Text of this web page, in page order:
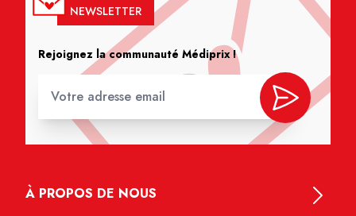
NEWSLETTER
Rejoignez la communauté Médiprix !
À PROPOS DE NOUS